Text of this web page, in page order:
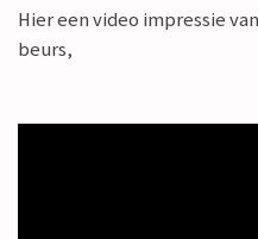
Hier een video impressie
beurs,